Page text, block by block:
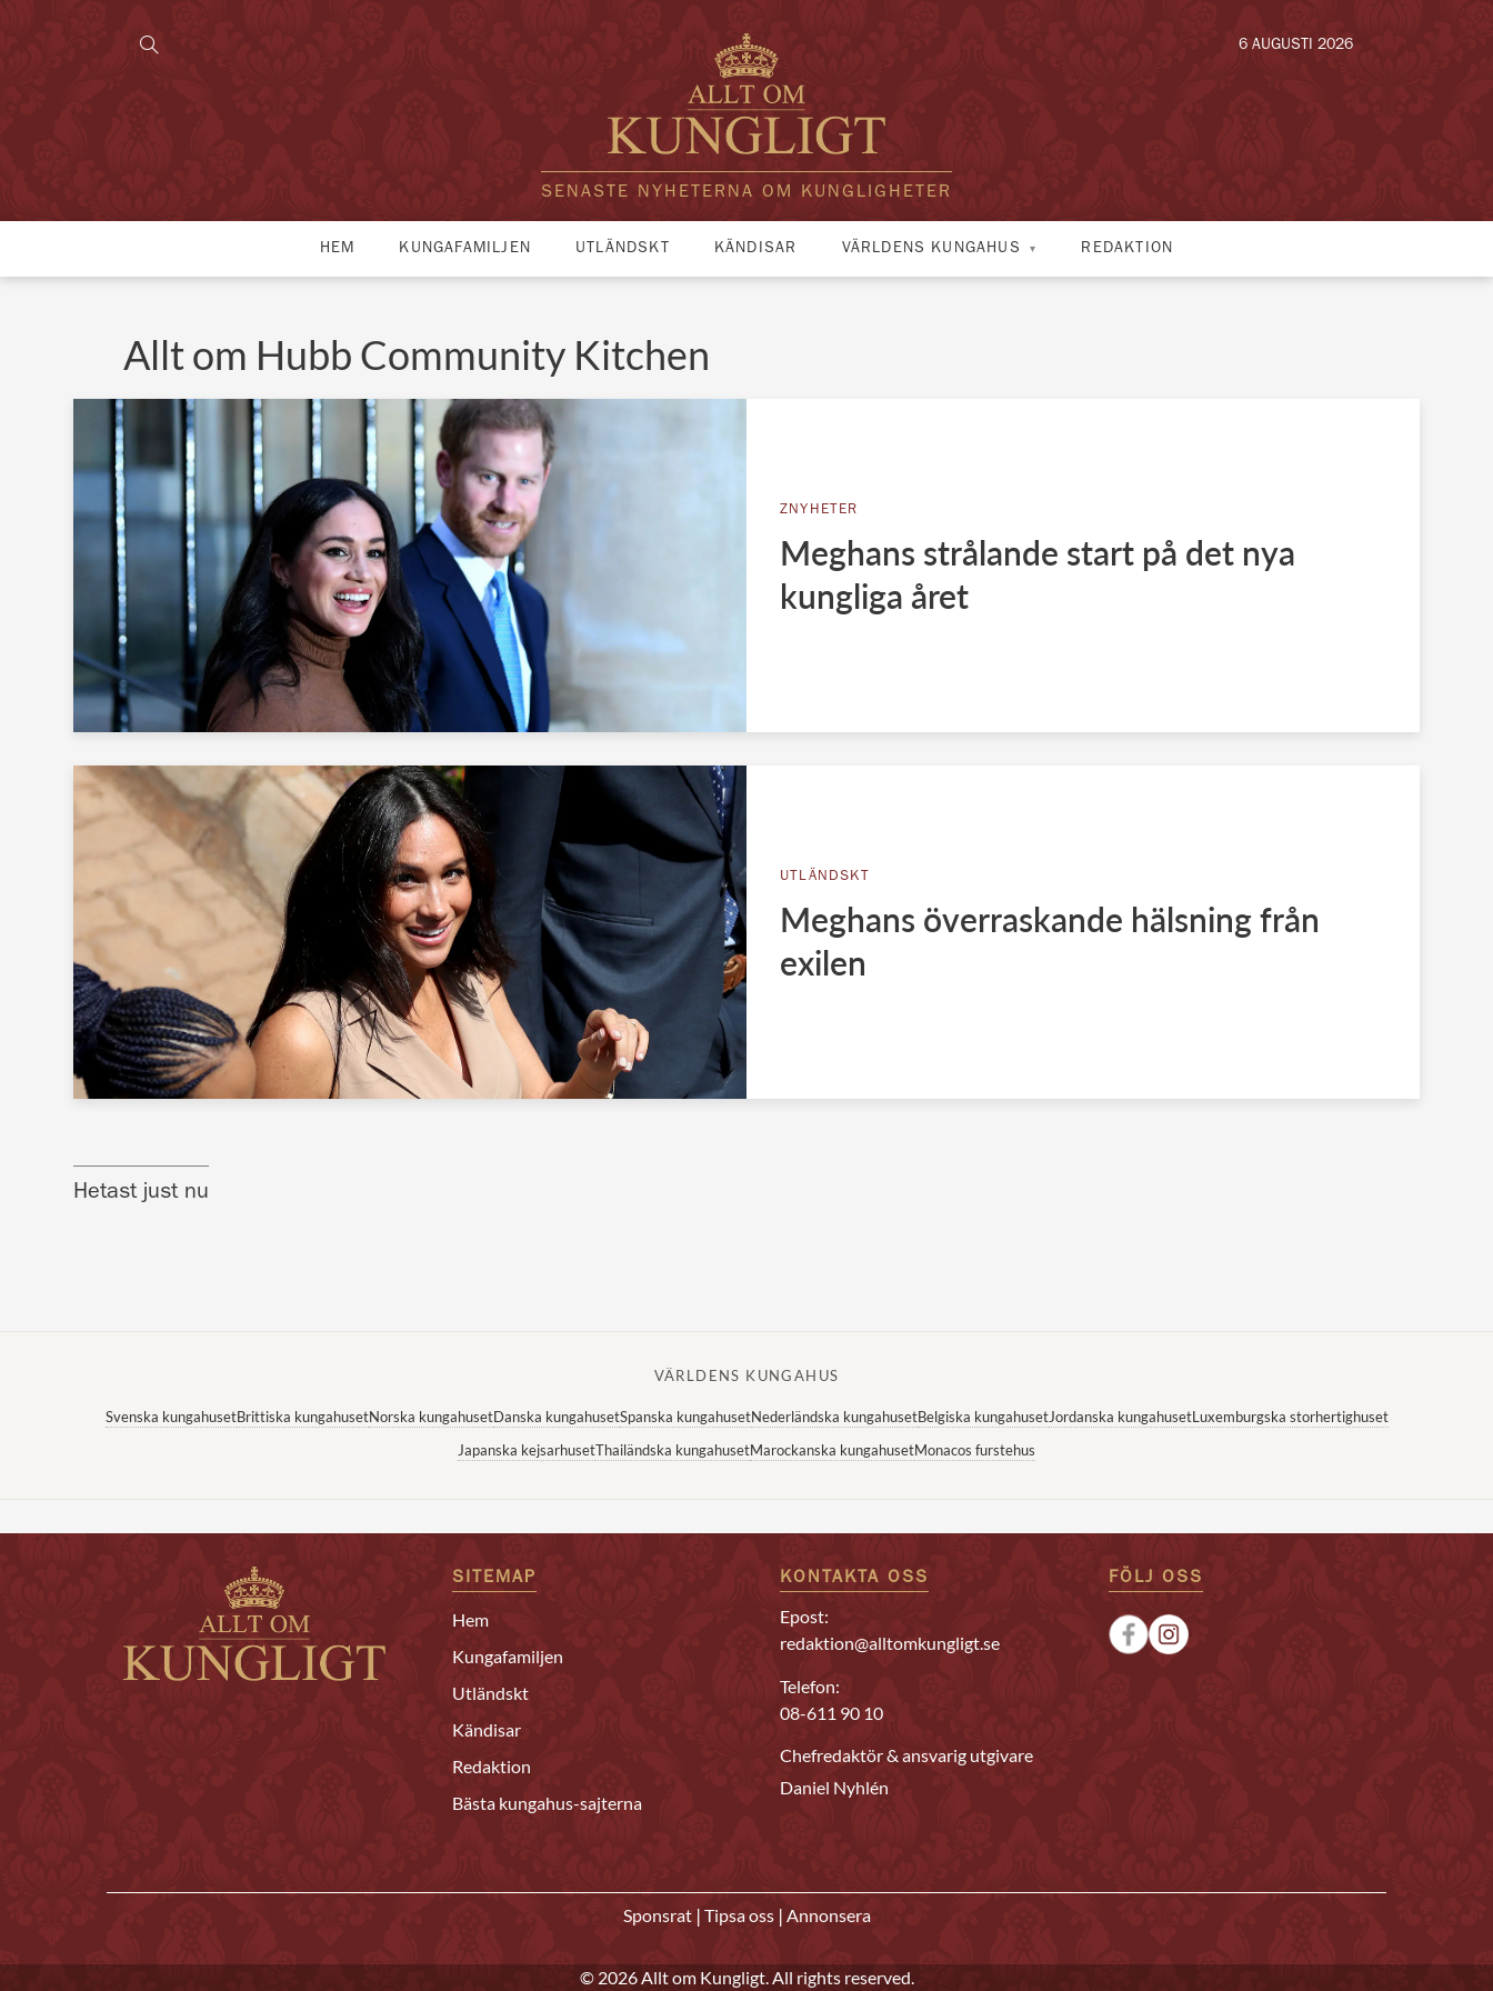
SENASTE NYHETERNA OM KUNGLIGHETER
6 AUGUSTI 2026
HEM KUNGAFAMILJEN UTLÄNDSKT KÄNDISAR VÄRLDENS KUNGAHUS REDAKTION
Allt om Hubb Community Kitchen
ZNYHETER
Meghans strålande start på det nya
kungliga året
UTLÄNDSKT
Meghans överraskande hälsning från
exilen
Hetast just nu
VÄRLDENS KUNGAHUS
Svenska kungahusetBrittiska kungahusetNorska kungahusetDanska kungahusetSpanska kungahusetNederländska kungahusetBelgiska kungahusetJordanska kungahusetLuxemburgska storhertighuset
Japanska kejsarhusetThailändska kungahusetMarockanska kungahusetMonacos furstehus
SITEMAP
Hem
Kungafamiljen
Utländskt
Kändisar
Redaktion
Bästa kungahus-sajterna
KONTAKTA OSS
Epost:
redaktion@alltomkungligt.se
Telefon:
08-611 90 10
Chefredaktör & ansvarig utgivare
Daniel Nyhlén
FÖLJ OSS
Sponsrat | Tipsa oss | Annonsera
© 2026 Allt om Kungligt. All rights reserved.